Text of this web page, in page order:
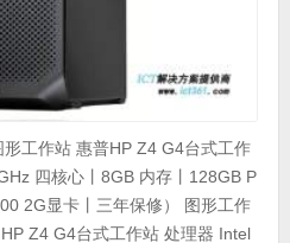
工作站 惠普HP Z4 G4台式工作
四核心丨8GB 内存丨128GB P
2G显卡丨三年保修） 图形工作
Z4 G4台式工作站 处理器 Intel